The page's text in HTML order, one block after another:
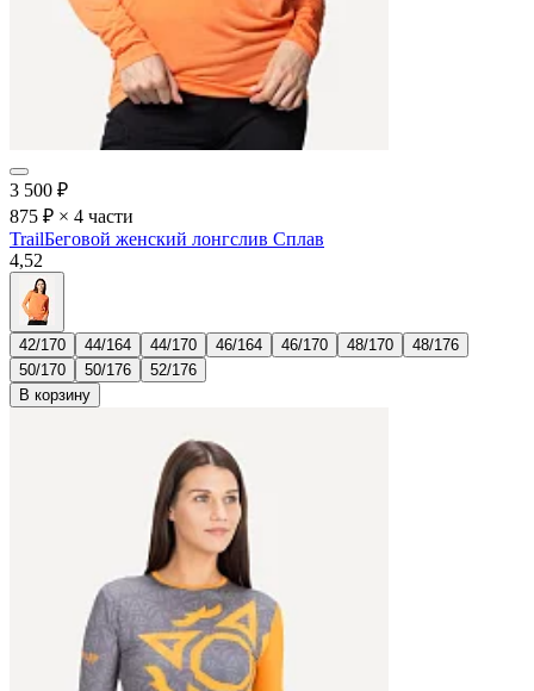
3 500 ₽
875 ₽ × 4 части
TrailБеговой женский лонгслив Сплав
4,52
42/170 44/164 44/170 46/164 46/170 48/170
48/176
50/170
50/176
52/176
В корзину